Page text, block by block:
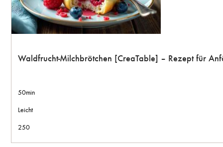
Waldfrucht-Milchbrötchen [CreaTable] – Rezept für
50min
Leicht
250